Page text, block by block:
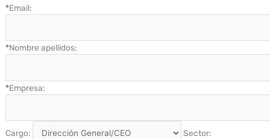
*Email:
*Nombre apellidos:
*Empresa:
Cargo: Sector: